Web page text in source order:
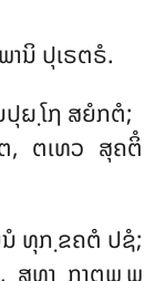
ນິ ປຸເຣຕຣໍ.
ປຸຏ຺ໂຐ ສຍໍກຕໍ;
ຕເທວ ສຸຄຕິໍ
ທຸກ຺ຂຄຕໍ ປຊໍ;